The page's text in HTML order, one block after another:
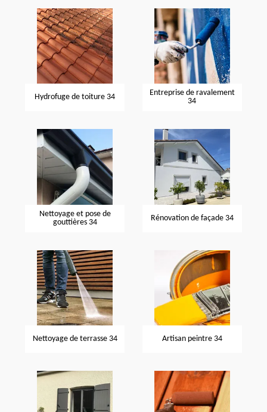
Hydrofuge de toiture 34
Entreprise de ravalement
34
Nettoyage et pose de
gouttières 34
Rénovation de façade 34
Nettoyage de terrasse 34 Artisan peintre 34